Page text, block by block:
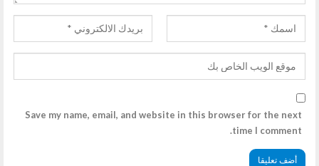
Save my name, email, and website in this browser for the next
time I comment.